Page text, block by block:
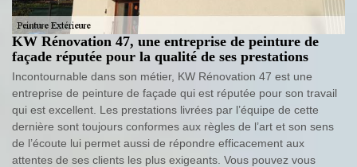
KW Rénovation 47, une entreprise de peinture de
façade réputée pour la qualité de ses prestations
Incontournable dans son métier, KW Rénovation 47 est une
entreprise de peinture de façade qui est réputée pour son travail
qui est excellent. Les prestations livrées par l’équipe de cette
dernière sont toujours conformes aux règles de l’art et son sens
de l’écoute lui permet aussi de répondre efficacement aux
attentes de ses clients les plus exigeants. Vous pouvez vous